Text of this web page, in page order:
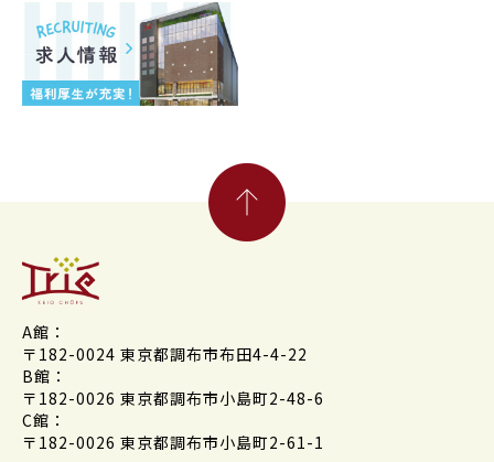
A館：
〒182-0024 東京都調布市布田4-4-22
B館：
〒182-0026 東京都調布市小島町2-48-6
C館：
〒182-0026 東京都調布市小島町2-61-1